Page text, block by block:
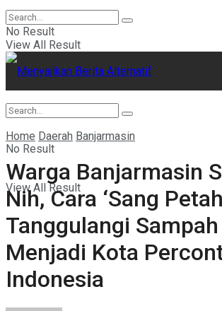
No Result
View All Result
No Result
View All Result
Home Daerah Banjarmasin
Warga Banjarmasin
Nih, Cara ‘Sang
Tanggulangi
Menjadi Kota
Indonesia